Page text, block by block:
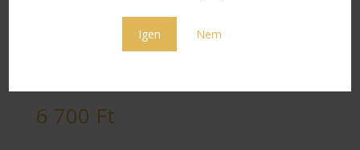
Igen Nem
világos aranysárga
Tökéletesen érett gyümölcs, erőteljes és csípős
6 700 Ft